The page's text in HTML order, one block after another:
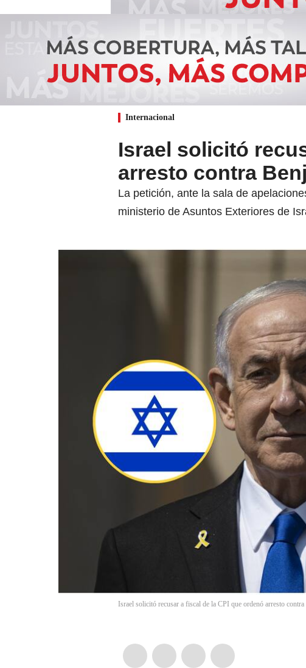
Internacional
Israel solicitó
arresto contra
La petición, ante la sala de
ministerio de Asuntos Exteriores de
Israel solicitó recusar a fiscal de la CPI que ordenó arresto